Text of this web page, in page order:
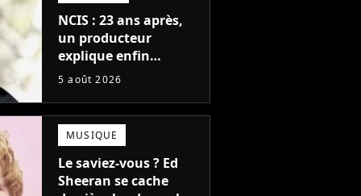
NCIS : 23 ans après,
un producteur
explique enfin
l'origine de l'idée la
(et on ne parle pas du
bateau)
5 août 2026
MUSIQUE
Le saviez-vous ? Ed
Sheeran se cache